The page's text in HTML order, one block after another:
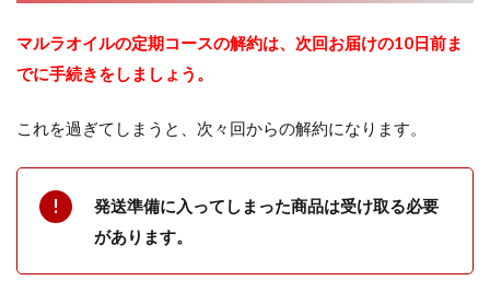
マルラオイルの定期コースの解約は、次回お届けの10日前ま
でに手続きをしましょう。
これを過ぎてしまうと、次々回からの解約になります。
発送準備に入ってしまった商品は受け取る必要
があります。